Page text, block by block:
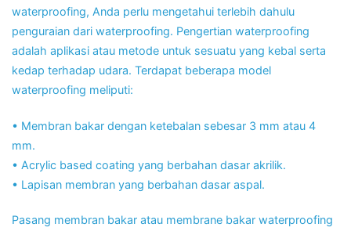
waterproofing, Anda perlu mengetahui terlebih dahulu
penguraian dari waterproofing. Pengertian waterproofing
adalah aplikasi atau metode untuk sesuatu yang kebal serta
kedap terhadap udara. Terdapat beberapa model
waterproofing meliputi:
• Membran bakar dengan ketebalan sebesar 3 mm atau 4
mm.
• Acrylic based coating yang berbahan dasar akrilik.
• Lapisan membran yang berbahan dasar aspal.
Pasang membran bakar atau membrane bakar waterproofing